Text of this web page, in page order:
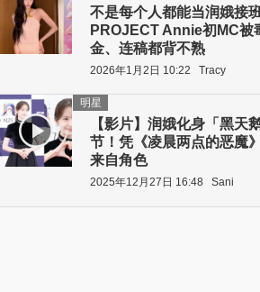
不是每个人都能当润娥
PROJECT Annie初MC被
金、连稿都背不熟
2026年1月2日 10:22 Tracy
【影片】润娥化身「黑天
节！凭《凌晨两点的恶魔
来自角色
明星
2025年12月27日 16:48 Sani